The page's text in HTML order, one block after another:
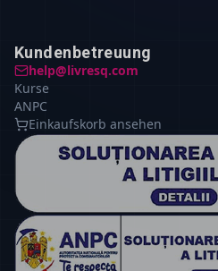
Kundenbetreuung
help@livresq.com
Kurse
ANPC
Einkaufskorb ansehen